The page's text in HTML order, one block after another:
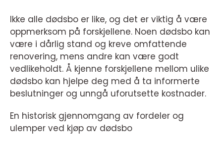
Ikke alle dødsbo er like, og det er viktig å være
oppmerksom på forskjellene. Noen dødsbo kan
være i dårlig stand og kreve omfattende
renovering, mens andre kan være godt
vedlikeholdt. Å kjenne forskjellene mellom ulike
dødsbo kan hjelpe deg med å ta informerte
beslutninger og unngå uforutsette kostnader.
En historisk gjennomgang av fordeler og
ulemper ved kjøp av dødsbo